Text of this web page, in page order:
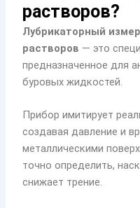
растворов?
Лубрикаторный
растворов — это
предназначенное для
буровых жидкостей.
Прибор имитирует
создавая давление и
металлическими
точно определить,
снижает трение.